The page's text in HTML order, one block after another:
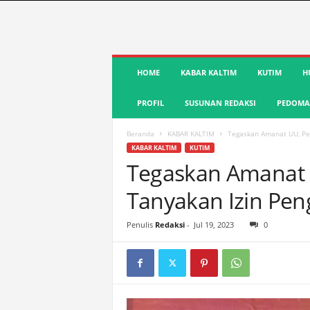
a
HOME KABAR KALTIM KUTIM
PROFIL SUSUNAN REDAKSI
Beranda KABAR KALTIM Tegaskan Amanat UU,
KABAR KALTIM KUTIM
Tegaskan
Tanyakan Izin
Penulis Redaksi- Jul 19, 2023 0